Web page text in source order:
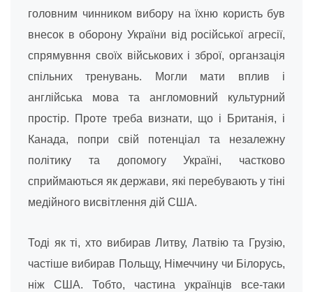
головним чинником вибору на їхню користь був
внесок в оборону України від російської агресії,
спрямувння своїх військових і зброї, органзація
спільних тренувань. Могли мати вплив і
англійська мова та англомовний культурний
простір. Проте треба визнати, що і Британія, і
Канада, попри свій потенціал та незалежну
політику та допомогу Україні, частково
сприймаються як держави, які перебувають у тіні
медійного висвітлення дій США.
Тоді як ті, хто вибирав Литву, Латвію та Грузію,
частіше вибирав Польщу, Німеччину чи Білорусь,
ніж США. Тобто, частина українців все-таки